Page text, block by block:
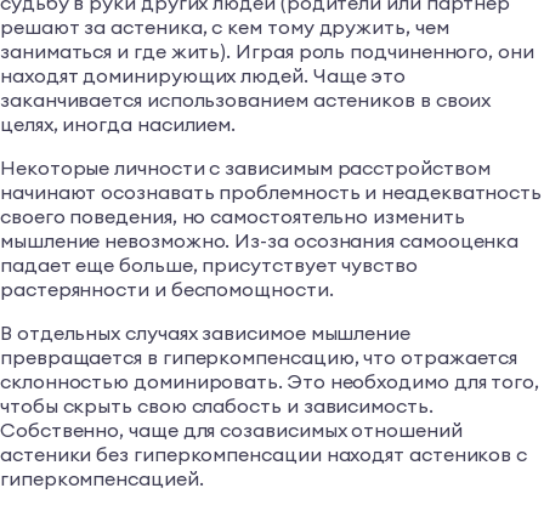
решают за астеника, с кем тому дружить, чем
заниматься и где жить). Играя роль подчиненного, они
находят доминирующих людей. Чаще это
заканчивается использованием астеников в своих
целях, иногда насилием.
Некоторые личности с зависимым расстройством
начинают осознавать проблемность и неадекватность
своего поведения, но самостоятельно изменить
мышление невозможно. Из-за осознания самооценка
падает еще больше, присутствует чувство
растерянности и беспомощности.
В отдельных случаях зависимое мышление
превращается в гиперкомпенсацию, что отражается
склонностью доминировать. Это необходимо для того,
чтобы скрыть свою слабость и зависимость.
Собственно, чаще для созависимых отношений
астеники без гиперкомпенсации находят астеников с
гиперкомпенсацией.